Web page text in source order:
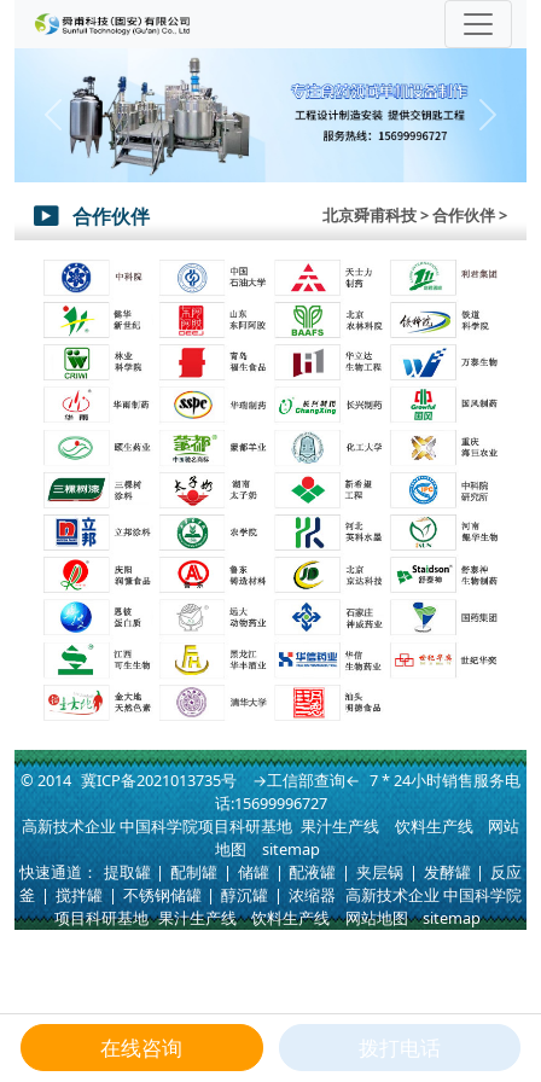
Previous Next
 合作伙伴 北京舜甫科技> 合作伙伴 >
© 2014 冀ICP备2021013735号 →工信部查询← 7 * 24小时销售服务电
话:15699996727
高新技术企业 中国科学院项目科研基地 果汁生产线 饮料生产线
网站
地图
sitemap
快速通道： 提取罐 | 配制罐 | 储罐 | 配液罐 | 夹层锅 | 发酵罐 | 反应
釜 | 搅拌罐 | 不锈钢储罐 | 醇沉罐 | 浓缩器 高新技术企业 中国科学院
项目科研基地 果汁生产线 饮料生产线 网站地图 sitemap
在线咨询 拨打电话